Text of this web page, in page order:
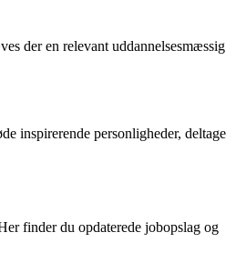
der en relevant uddannelsesmæssig
inspirerende personligheder, deltage
finder du opdaterede jobopslag og